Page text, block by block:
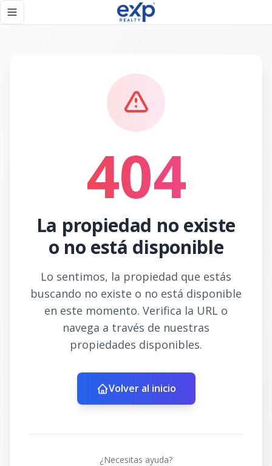
Toggle navigation menu
404
La propiedad no existe
o no está disponible
Lo sentimos, la propiedad que estás
buscando no existe o no está disponible
en este momento. Verifica la URL o
navega a través de nuestras
propiedades disponibles.
Volver al inicio
¿Necesitas ayuda?
Página no encontrada - eXp Realty República Dominicana